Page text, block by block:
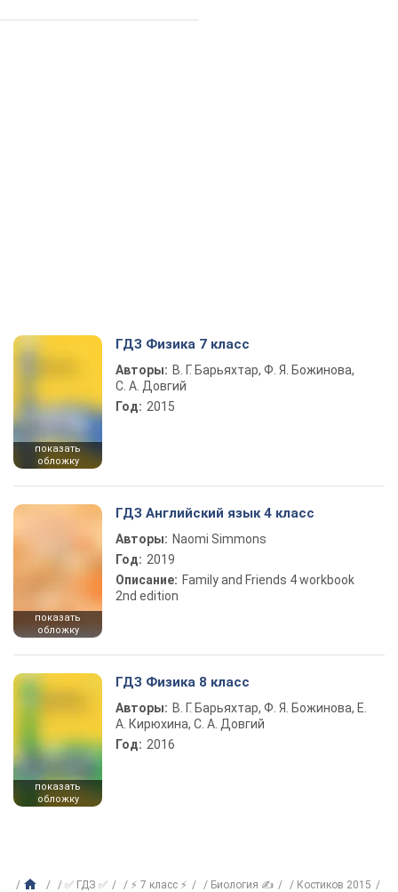
показать
обложку
ГДЗ Физика 7 класс
Авторы: В. Г. Барьяхтар, Ф. Я. Божинова,
С. А. Довгий
Год: 2015
показать
обложку
ГДЗ Английский язык 4 класс
Авторы: Naomi Simmons
Год: 2019
Описание: Family and Friends 4 workbook
2nd edition
показать
обложку
ГДЗ Физика 8 класс
Авторы: В. Г. Барьяхтар, Ф. Я. Божинова, Е.
А. Кирюхина, С. А. Довгий
Год: 2016
✅ ГДЗ ✅ ⚡ 7 класс ⚡ Биология ✍
Костиков 2015